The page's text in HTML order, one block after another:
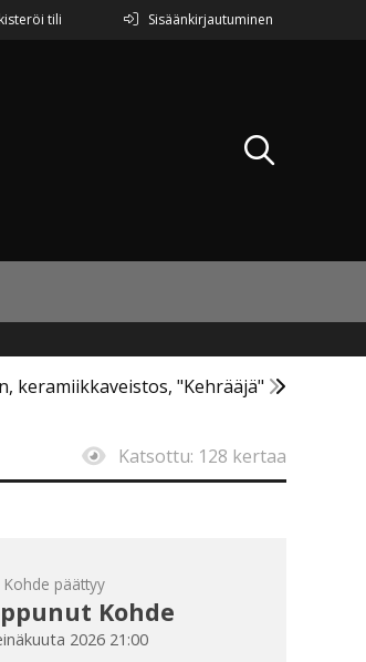
tili Sisäänkirjautuminen
keramiikkaveistos, "Kehrääjä"
Katsottu: 128 kertaa
Kohde päättyy
Kohde
2026 21:00